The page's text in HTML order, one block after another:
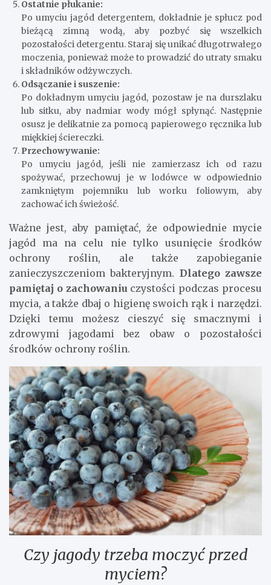
Ostatnie płukanie:
Po umyciu jagód detergentem, dokładnie je spłucz pod
bieżącą zimną wodą, aby pozbyć się wszelkich
pozostałości detergentu. Staraj się unikać długotrwałego
moczenia, ponieważ może to prowadzić do utraty smaku
i składników odżywczych.
Odsączanie i suszenie:
Po dokładnym umyciu jagód, pozostaw je na durszlaku
lub sitku, aby nadmiar wody mógł spłynąć. Następnie
osusz je delikatnie za pomocą papierowego ręcznika lub
miękkiej ściereczki.
Przechowywanie:
Po umyciu jagód, jeśli nie zamierzasz ich od razu
spożywać, przechowuj je w lodówce w odpowiednio
zamkniętym pojemniku lub worku foliowym, aby
zachować ich świeżość.
Ważne jest, aby pamiętać, że odpowiednie mycie
jagód ma na celu nie tylko usunięcie środków
ochrony roślin, ale także zapobieganie
zanieczyszczeniom bakteryjnym. Dlatego zawsze
pamiętaj o zachowaniuczystości podczas procesu
mycia, a także dbaj o higienę swoich rąk i narzędzi.
Dzięki temu możesz cieszyć się smacznymi i
zdrowymi jagodami bez obaw o pozostałości
środków ochrony roślin.
Czy jagody trzeba moczyć przed
myciem?